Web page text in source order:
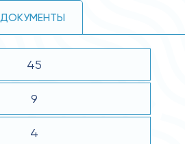
ДОКУМЕНТЫ
45
9
4